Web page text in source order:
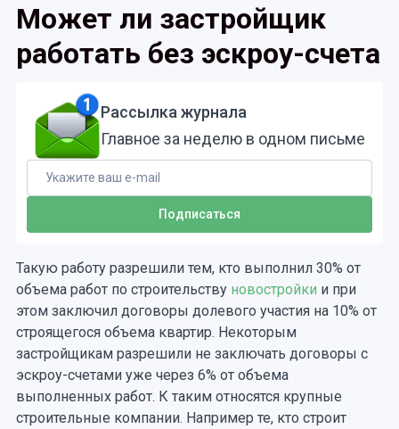
Может ли застройщик
работать без эскроу-счета
Рассылка журнала
Главное за неделю в одном письме
Такую работу разрешили тем, кто выполнил 30% от
объема работ по строительству новостройки и при
этом заключил договоры долевого участия на 10% от
строящегося объема квартир. Некоторым
застройщикам разрешили не заключать договоры с
эскроу-счетами уже через 6% от объема
выполненных работ. К таким относятся крупные
строительные компании. Например те, кто строит